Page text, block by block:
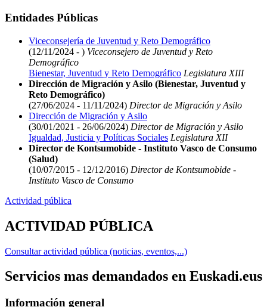
Entidades Públicas
Viceconsejería de Juventud y Reto Demográfico
(12/11/2024 - ) Viceconsejero de Juventud y Reto
Demográfico
Bienestar, Juventud y Reto Demográfico Legislatura XIII
Dirección de Migración y Asilo (Bienestar, Juventud y
Reto Demográfico)
(27/06/2024 - 11/11/2024) Director de Migración y Asilo
Dirección de Migración y Asilo
(30/01/2021 - 26/06/2024) Director de Migración y Asilo
Igualdad, Justicia y Políticas Sociales Legislatura XII
Director de Kontsumobide - Instituto Vasco de Consumo
(Salud)
(10/07/2015 - 12/12/2016) Director de Kontsumobide -
Instituto Vasco de Consumo
Actividad pública
ACTIVIDAD PÚBLICA
Consultar actividad pública (noticias, eventos,...)
Servicios mas demandados en Euskadi.eus
Información general